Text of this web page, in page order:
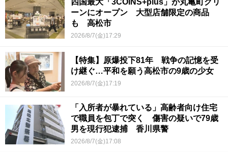
四国最大「3COINS+plus」が丸亀町グリ
ーンにオープン 大型店舗限定の商品
も 高松市
2026/8/7(金)17:29
【特集】原爆投下81年 戦争の記憶を受
け継ぐ…平和を願う高松市の9歳の少女
2026/8/7(金)17:19
「入所者が暴れている」高齢者向け住宅
で職員を包丁で突く 傷害の疑いで79歳
男を現行犯逮捕 香川県警
2026/8/7(金)17:08